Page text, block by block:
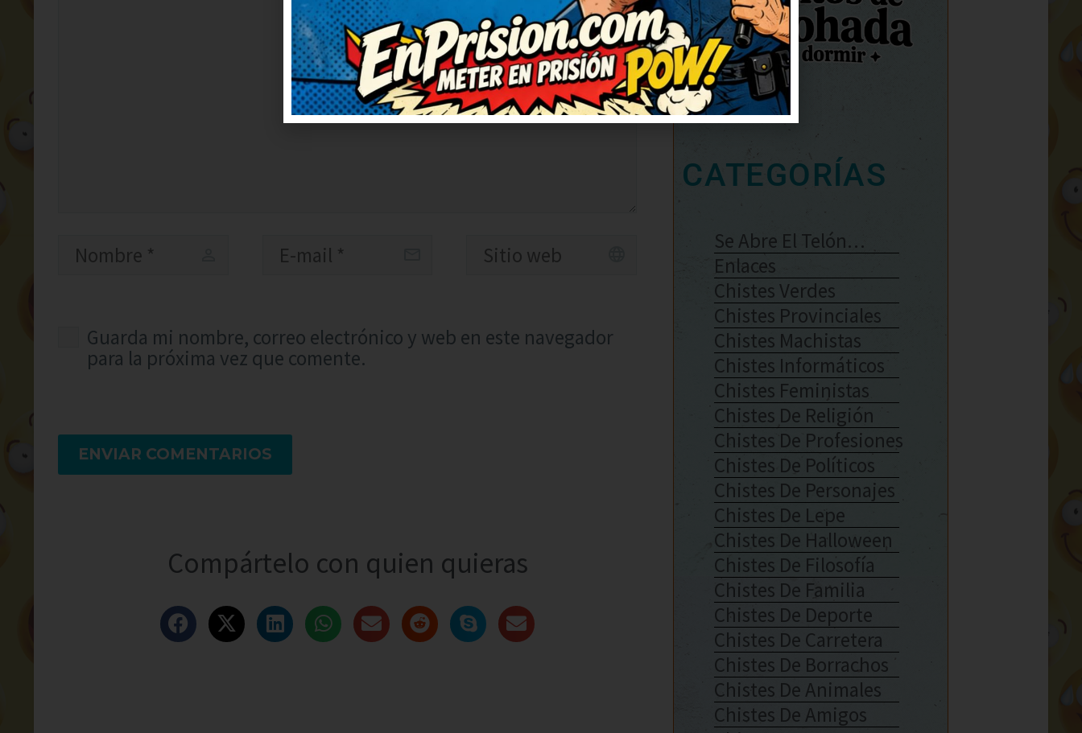
Guarda mi nombre, correo electrónico y web en este navegador
para la próxima vez que comente.
ENVIAR COMENTARIOS
Compártelo con quien quieras
CATEGORÍAS
Se Abre El Telón…
Enlaces
Chistes Verdes
Chistes Provinciales
Chistes Machistas
Chistes Informáticos
Chistes Feministas
Chistes De Religión
Chistes De Profesiones
Chistes De Políticos
Chistes De Personajes
Chistes De Lepe
Chistes De Halloween
Chistes De Filosofía
Chistes De Familia
Chistes De Deporte
Chistes De Carretera
Chistes De Borrachos
Chistes De Animales
Chistes De Amigos